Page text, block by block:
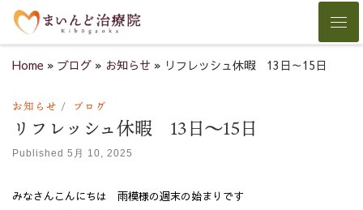
Skip to content
Home » ブログ » お知らせ » リフレッシュ休暇 13日～15日
お知らせ ブログ
リフレッシュ休暇 13日～15日
Published 5月 10, 2025
みなさんこんにちは 雨模様の週末の始まりです